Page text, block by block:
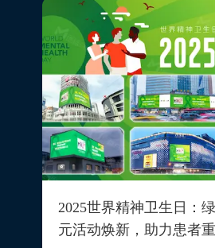
2025世界精神卫生日：
元活动焕新，助力患者